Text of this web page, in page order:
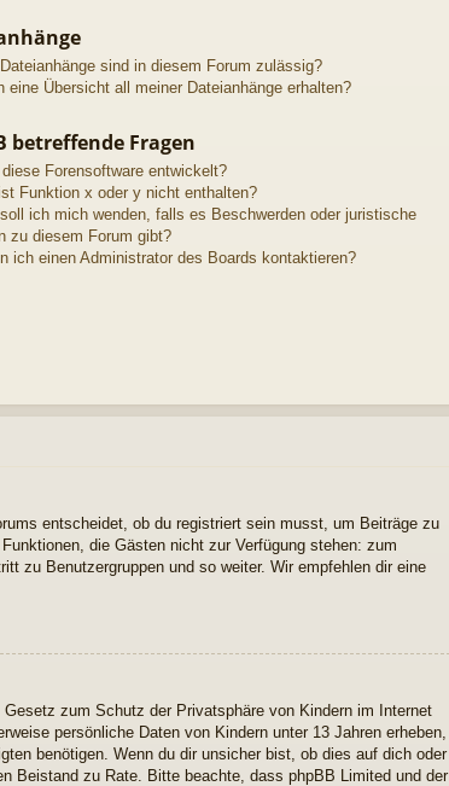
sind in diesem Forum zulässig?
eine Übersicht all meiner Dateianhänge erhalten?
betreffende Fragen
Forensoftware entwickelt?
Funktion x oder y nicht enthalten?
ich mich wenden, falls es Beschwerden oder juristische
zu diesem Forum gibt?
ich einen Administrator des Boards kontaktieren?
entscheidet, ob du registriert sein musst, um Beiträge zu
die Gästen nicht zur Verfügung stehen: zum
zu Benutzergruppen und so weiter. Wir empfehlen dir eine
zum Schutz der Privatsphäre von Kindern im Internet
persönliche Daten von Kindern unter 13 Jahren erheben,
benötigen. Wenn du dir unsicher bist, ob dies auf dich oder
Beistand zu Rate. Bitte beachte, dass phpBB Limited und der